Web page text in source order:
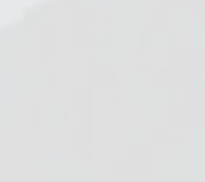
Чаще всего появляется в первые
Тихий, спокойный куплет
мелодию и слова.
в себе, вечеринке. Эти темы
Но без душа песни он бесполезен».
к выводу: у 70% песен первая 10
правила, даже не зная о них».
может их нарушать.